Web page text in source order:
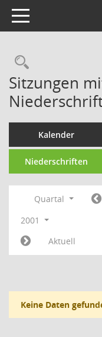
Toggle navigation
Sitzungen
Kalender
Niederschriften
Quartal
2001
Aktuell
Keine Daten